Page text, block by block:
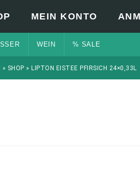
MEIN KONTO
WEIN % SALE
» SHOP »LIPTON EISTEE PFIRSICH 24×0,33L